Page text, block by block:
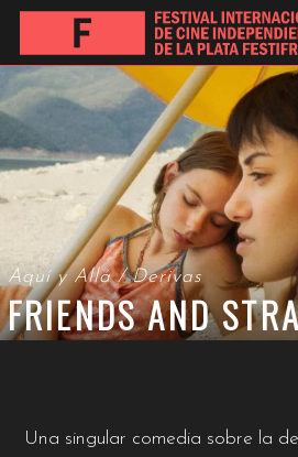
Aquí y Allá / Derivas
FRIENDS AND
Una singular comedia sobre la